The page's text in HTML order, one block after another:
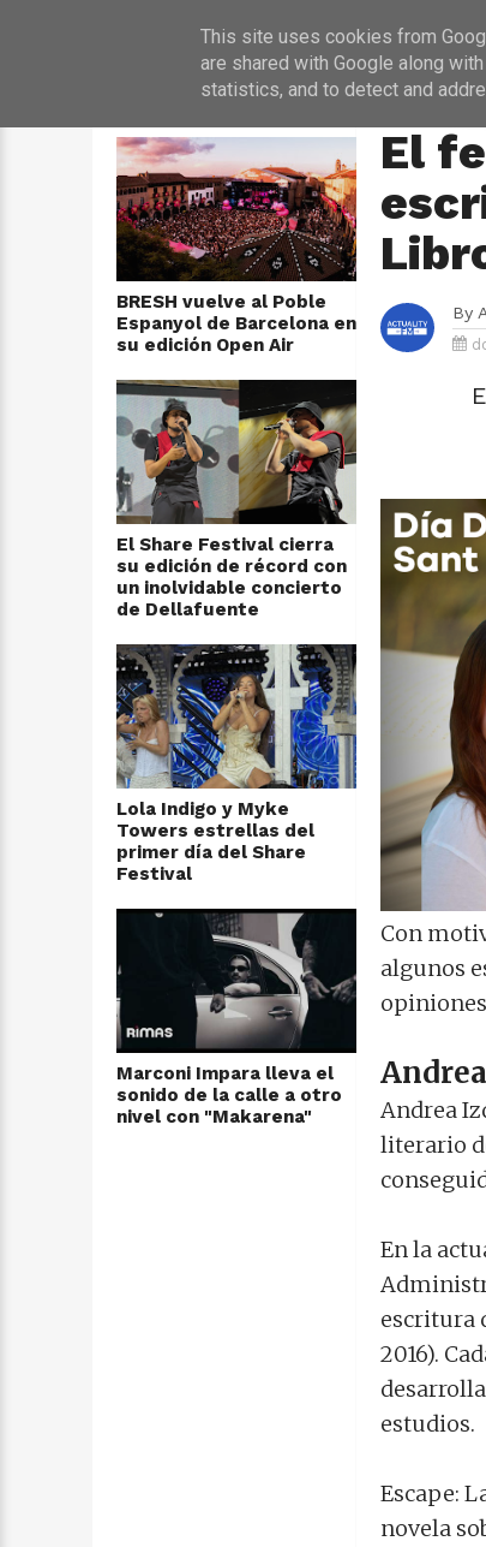
INICIO
BRESH vuelve al Poble
Espanyol de Barcelona en
su edición Open Air
El Share Festival cierra
su edición de récord con
un inolvidable concierto
de Dellafuente
Lola Indigo y Myke
Towers estrellas del
primer día del Share
Festival
Marconi Impara lleva el
sonido de la calle a otro
nivel con "Makarena"
El
By
Con
algunos
Andrea
literario
En la
escritura
2016).
estudios.
Escape:
novela
This site uses cookies from
are shared with Google along
statistics, and to detect and